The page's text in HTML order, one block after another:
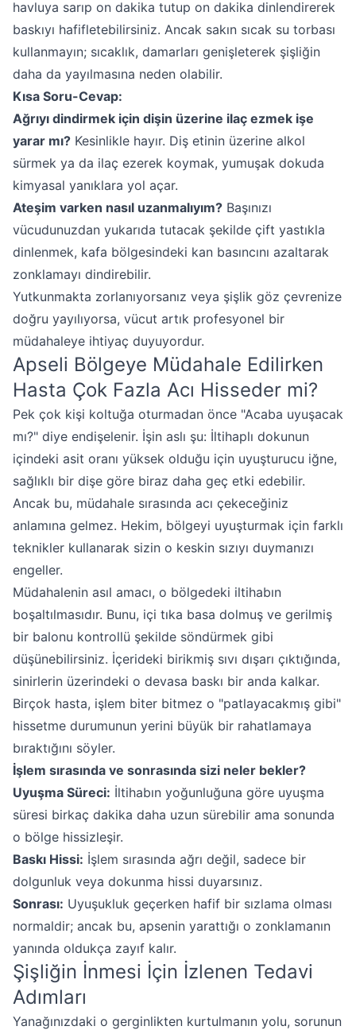
havluya sarıp on dakika tutup on dakika dinlendirerek
baskıyı hafifletebilirsiniz. Ancak sakın sıcak su torbası
kullanmayın; sıcaklık, damarları genişleterek şişliğin
daha da yayılmasına neden olabilir.
Kısa Soru-Cevap:
Ağrıyı dindirmek için dişin üzerine ilaç ezmek işe
yarar mı? Kesinlikle hayır. Diş etinin üzerine alkol
sürmek ya da ilaç ezerek koymak, yumuşak dokuda
kimyasal yanıklara yol açar.
Ateşim varken nasıl uzanmalıyım? Başınızı
vücudunuzdan yukarıda tutacak şekilde çift yastıkla
dinlenmek, kafa bölgesindeki kan basıncını azaltarak
zonklamayı dindirebilir.
Yutkunmakta zorlanıyorsanız veya şişlik göz çevrenize
doğru yayılıyorsa, vücut artık profesyonel bir
müdahaleye ihtiyaç duyuyordur.
Apseli Bölgeye Müdahale Edilirken
Hasta Çok Fazla Acı Hisseder mi?
Pek çok kişi koltuğa oturmadan önce "Acaba uyuşacak
mı?" diye endişelenir. İşin aslı şu: İltihaplı dokunun
içindeki asit oranı yüksek olduğu için uyuşturucu iğne,
sağlıklı bir dişe göre biraz daha geç etki edebilir.
Ancak bu, müdahale sırasında acı çekeceğiniz
anlamına gelmez. Hekim, bölgeyi uyuşturmak için farklı
teknikler kullanarak sizin o keskin sızıyı duymanızı
engeller.
Müdahalenin asıl amacı, o bölgedeki iltihabın
boşaltılmasıdır. Bunu, içi tıka basa dolmuş ve gerilmiş
bir balonu kontrollü şekilde söndürmek gibi
düşünebilirsiniz. İçerideki birikmiş sıvı dışarı çıktığında,
sinirlerin üzerindeki o devasa baskı bir anda kalkar.
Birçok hasta, işlem biter bitmez o "patlayacakmış gibi"
hissetme durumunun yerini büyük bir rahatlamaya
bıraktığını söyler.
İşlem sırasında ve sonrasında sizi neler bekler?
Uyuşma Süreci: İltihabın yoğunluğuna göre uyuşma
süresi birkaç dakika daha uzun sürebilir ama sonunda
o bölge hissizleşir.
Baskı Hissi: İşlem sırasında ağrı değil, sadece bir
dolgunluk veya dokunma hissi duyarsınız.
Sonrası: Uyuşukluk geçerken hafif bir sızlama olması
normaldir; ancak bu, apsenin yarattığı o zonklamanın
yanında oldukça zayıf kalır.
Şişliğin İnmesi İçin İzlenen Tedavi
Adımları
Yanağınızdaki o gerginlikten kurtulmanın yolu, sorunun